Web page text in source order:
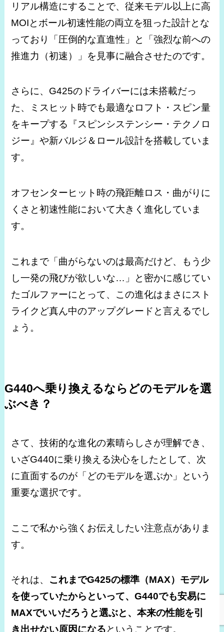
リアル構造にすることで、従来モデル以上に高
MOIとボール初速性能の両立を狙った設計とな
っており「圧倒的な直進性」と「強烈な前への
推進力（初速）」を見事に融合させたのです。
さらに、G425のドライバーには未搭載だっ
た、ミスヒット時でも最適なロフト・スピン量
をキープする『スピンシステンシー・テクノロ
ジー』や新バルジ＆ロール設計を搭載していま
す。
オフセンターヒット時の飛距離ロス・曲がりに
くさと初速性能において大きく進化していま
す。
これまで「曲がらないのは最高だけど、もう少
し一発の飛びが欲しいな…」と密かに感じてい
たゴルファーにとって、この進化はまさにスト
ライクど真ん中のアップグレードと言えるでし
ょう。
G440へ乗り換えるならどのモデルを選
ぶべき？
さて、技術的な進化の素晴らしさが理解でき、
いざG440に乗り換える決心をしたとして、次
に直面するのが「どのモデルを選ぶか」という
重要な選択です。
ここで私から強くお伝えしたい注意点がありま
す。
それは、 これまでG425の標準（MAX）モデル
を使っていたからといって、G440でも安易に
MAXでいいだろうと選ぶと、本来の性能を引
き出せない原因になるということです。